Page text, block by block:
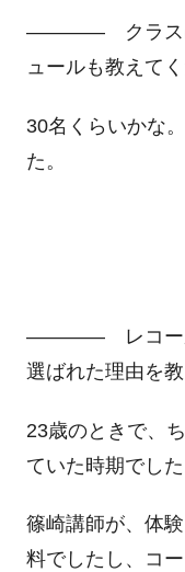
―――― クラスは
ュールも教えてく
30名くらいかな
た。
―――― レコール
選ばれた理由を
23歳のときで、
ていた時期でした
篠崎講師が、体
料でしたし、コ